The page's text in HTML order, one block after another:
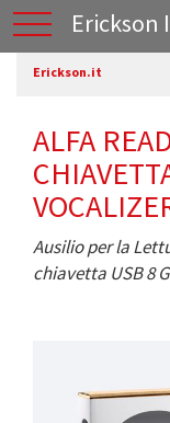
Erickson.it
ALFA
Ausilio per la
chiavetta USB 8